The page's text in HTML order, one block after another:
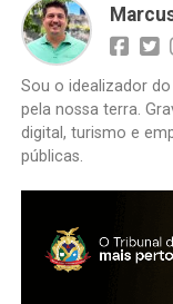
Sou o idealizador
pela nossa terra.
digital, turismo e
públicas.